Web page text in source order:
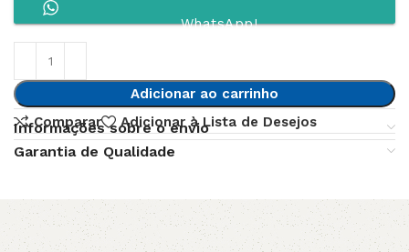
WhatsApp!
Adicionar ao carrinho
Comparar
Adicionar à Lista de Desejos
Informações sobre o envio
Garantia de Qualidade